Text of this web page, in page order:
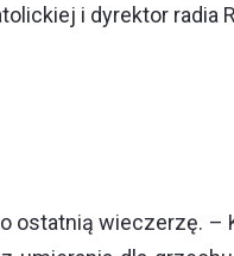
i dyrektor radia
wieczerzę. –